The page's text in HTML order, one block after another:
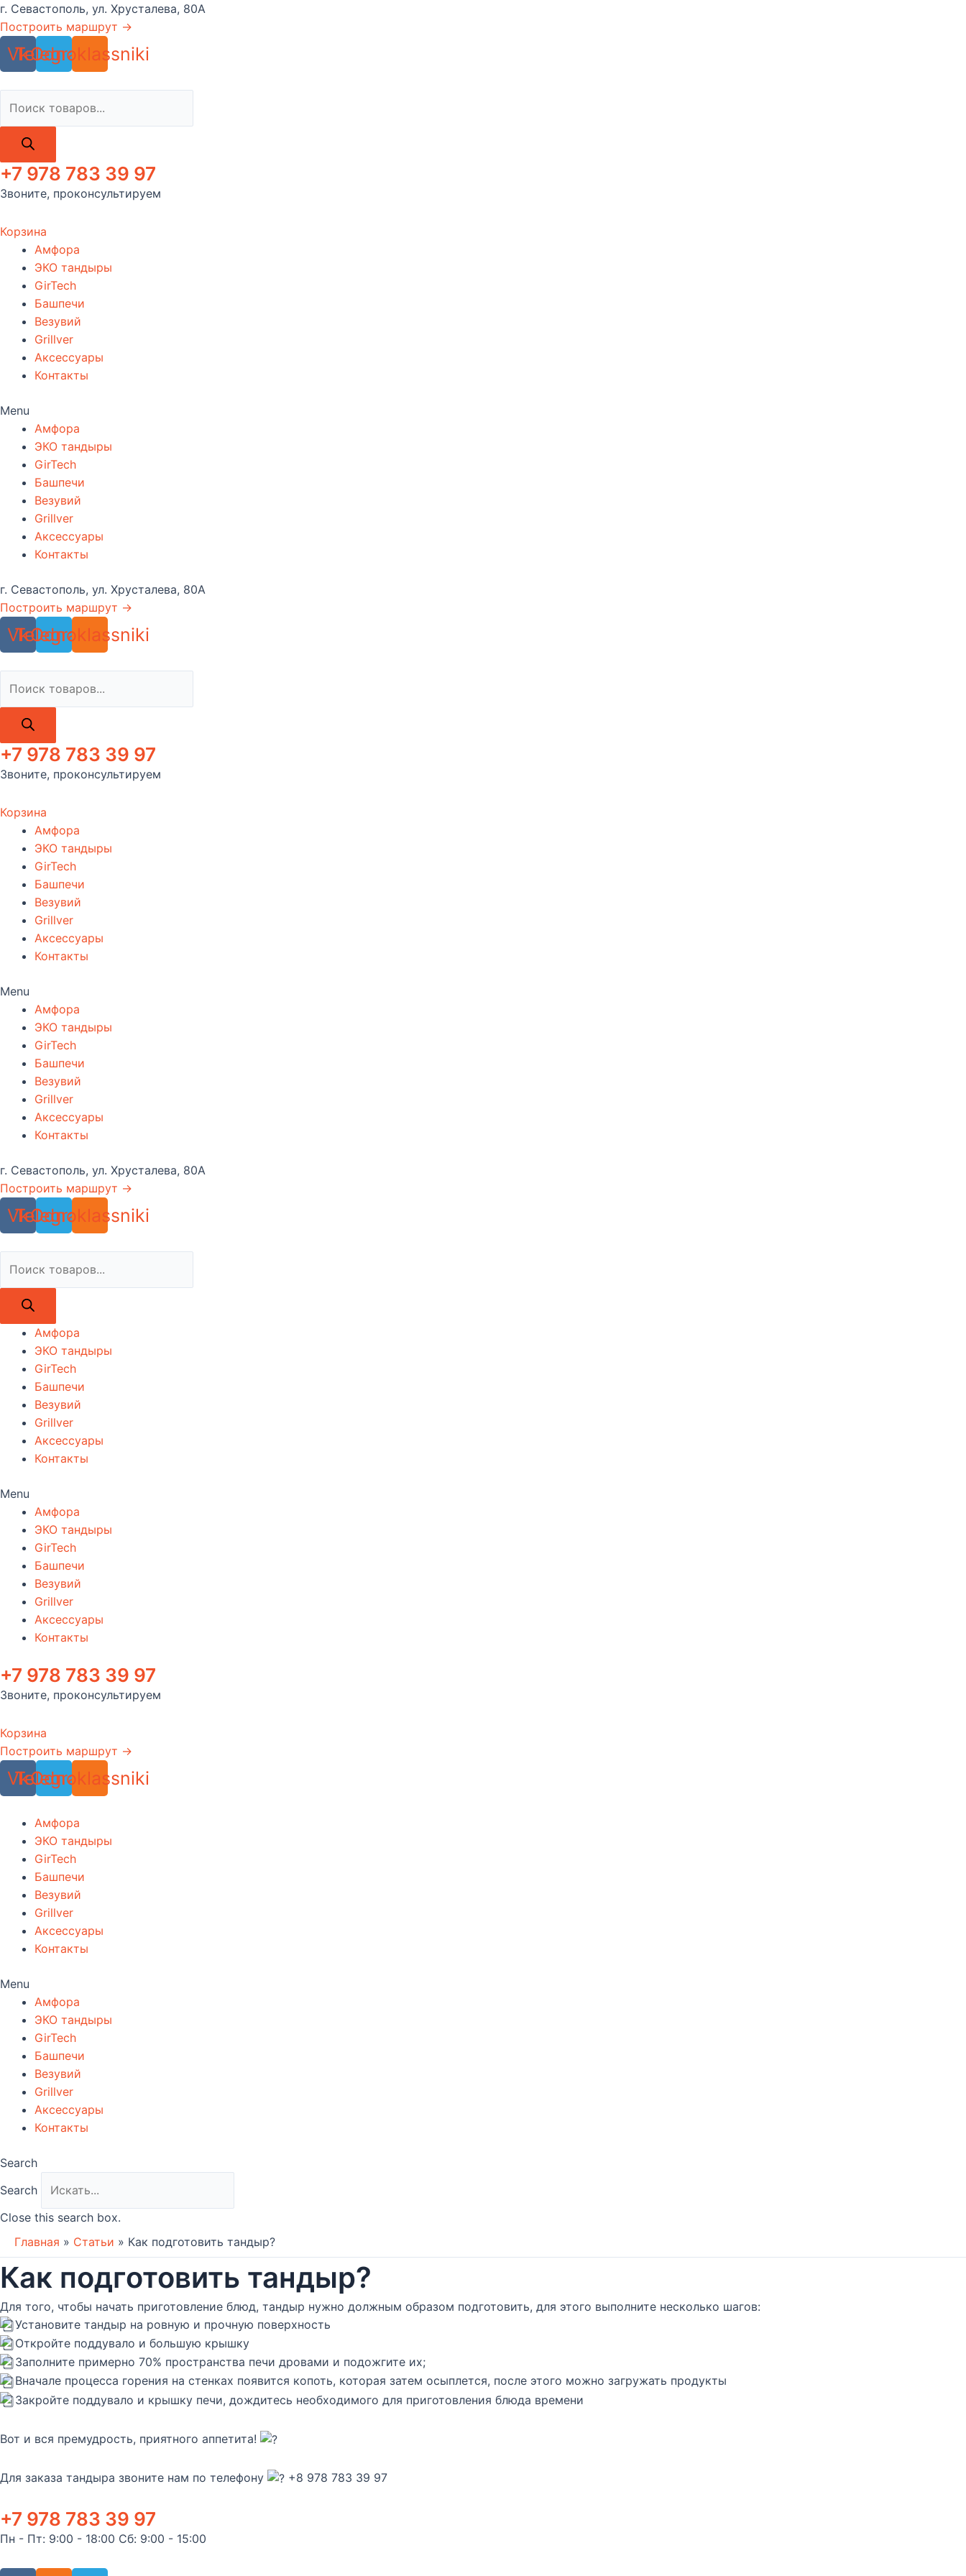
Перейти
к
содержимому
г. Севастополь, ул. Хрусталева, 80А
Построить маршрут →
Vk
Telegram
Odnoklassniki
товаров
+7 978 783 39 97
Звоните, проконсультируем
Корзина
Амфора
ЭКО тандыры
GirTech
Башпечи
Везувий
Grillver
Аксессуары
Контакты
Menu
Амфора
ЭКО тандыры
GirTech
Башпечи
Везувий
Grillver
Аксессуары
Контакты
г. Севастополь, ул. Хрусталева, 80А
Построить маршрут →
Vk
Telegram
Odnoklassniki
товаров
+7 978 783 39 97
Звоните, проконсультируем
Корзина
Амфора
ЭКО тандыры
GirTech
Башпечи
Везувий
Grillver
Аксессуары
Контакты
Menu
Амфора
ЭКО тандыры
GirTech
Башпечи
Везувий
Grillver
Аксессуары
Контакты
г. Севастополь, ул. Хрусталева, 80А
Построить маршрут →
Vk
Telegram
Odnoklassniki
товаров
Амфора
ЭКО тандыры
GirTech
Башпечи
Везувий
Grillver
Аксессуары
Контакты
Menu
Амфора
ЭКО тандыры
GirTech
Башпечи
Везувий
Grillver
Аксессуары
Контакты
+7 978 783 39 97
Звоните, проконсультируем
Корзина
Построить маршрут →
Vk
Telegram
Odnoklassniki
Амфора
ЭКО тандыры
GirTech
Башпечи
Везувий
Grillver
Аксессуары
Контакты
Menu
Амфора
ЭКО тандыры
GirTech
Башпечи
Везувий
Grillver
Аксессуары
Контакты
Search
Search
Close this search box.
Главная » Статьи » Как подготовить тандыр?
Как подготовить тандыр?
Для того, чтобы начать приготовление блюд, тандыр нужно должным образом подготовить, для этого выполните несколько шагов:
Установите тандыр на ровную и прочную поверхность
Откройте поддувало и большую крышку
Заполните примерно 70% пространства печи дровами и подожгите их;
Вначале процесса горения на стенках появится копоть, которая затем осыплется, после этого можно загружать продукты
Закройте поддувало и крышку печи, дождитесь необходимого для приготовления блюда времени
Вот и вся премудрость, приятного аппетита!
Для заказа тандыра звоните нам по телефону +8 978 783 39 97
+7 978 783 39 97
Пн - Пт: 9:00 - 18:00 Сб: 9:00 - 15:00